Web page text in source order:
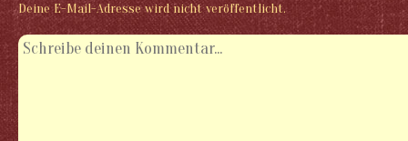
Deine E-Mail-Adresse wird nicht veröffentlicht.